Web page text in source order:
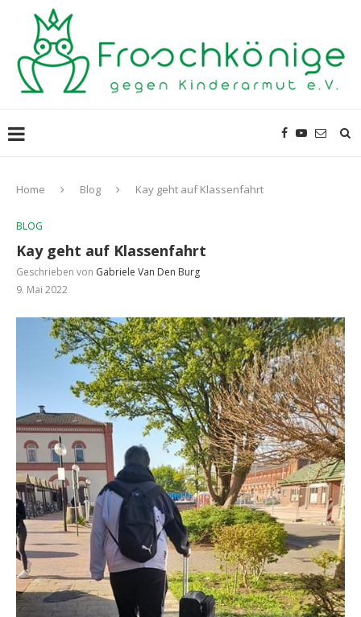
Home Blog Kay geht auf Klassenfahrt
BLOG
Kay geht auf Klassenfahrt
Geschrieben von Gabriele Van Den Burg
9. Mai 2022